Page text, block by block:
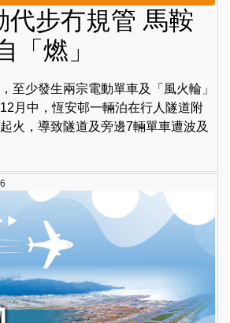
代步冇規管 馬鞍
「燃」
至少發生兩宗電動單車及「風火輪」
月中，恆安邨一輛泊在行人隧道附
火，導致隧道及旁邊7輛單車遭波及